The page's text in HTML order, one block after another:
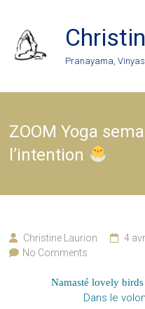
content
Pranayama,
ZOOM Yoga
l’intention
Christine Laurion 4
No Comments
Namasté lovely
Dans le